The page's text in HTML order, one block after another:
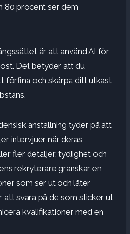
80 procent ser dem
är att använd AI för
. Det betyder att du
förfina och skärpa ditt utkast,
.
anställning tyder på att
intervjuer när deras
flerdetaljer, tydlighet och
rekryterare granskar en
som ser ut och låter
att svara på de som sticker ut
kvalifikationer med en